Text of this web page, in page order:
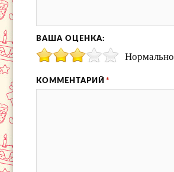
ВАША ОЦЕНКА:
Нормально
КОММЕНТАРИЙ *